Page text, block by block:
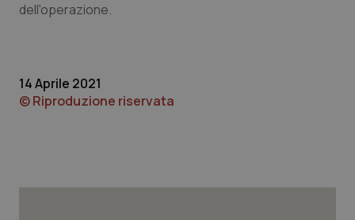
Piemonte
HIV
dell'operazione.
14 Aprile 2021
© Riproduzione riservata